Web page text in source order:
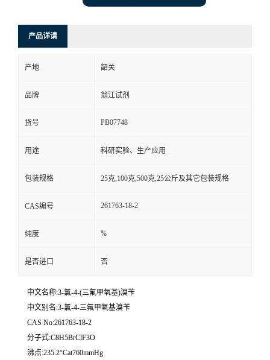
产品详请
产地 韶关
品牌 翁江试剂
货号 PB07748
用途 科研实验、生产应用
包装规格 25克,100克,500克,25公斤及其它包装规格
CAS编号 261763-18-2
纯度 %
是否进口 否
中文名称:3-氯-4-(三氟甲氧基)溴苄
中文别名:3-氯-4-三氟甲氧基溴苄
CAS No:261763-18-2
分子式:C8H5BrClF3O
沸点:235.2°Cat760mmHg